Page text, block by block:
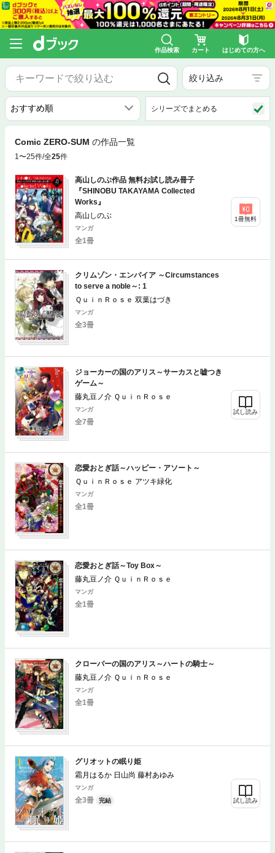
作品検索 カート はじめての方へ
絞り込み
シリーズでまとめる
Comic ZERO‐SUM の作品一覧
1〜25件/全25件
高山しのぶ作品 無料お試し読み冊子
『SHINOBU TAKAYAMA Collected
Works』
高山しのぶ
マンガ
全1冊
1冊無料
クリムゾン・エンパイア ～Circumstances
to serve a noble～: 1
ＱｕｉｎＲｏｓｅ 双葉はづき
マンガ
全3冊
ジョーカーの国のアリス～サーカスと嘘つき
ゲーム～
藤丸豆ノ介 ＱｕｉｎＲｏｓｅ
マンガ
全7冊
試し読み
恋愛おとぎ話～ハッピー・アソート～
ＱｕｉｎＲｏｓｅ アツキ緑化
マンガ
全1冊
恋愛おとぎ話～Toy Box～
藤丸豆ノ介 ＱｕｉｎＲｏｓｅ
マンガ
全1冊
クローバーの国のアリス～ハートの騎士～
藤丸豆ノ介 ＱｕｉｎＲｏｓｅ
マンガ
全1冊
グリオットの眠り姫
霜月はるか 日山尚 藤村あゆみ
マンガ
全3冊 完結 試し読み